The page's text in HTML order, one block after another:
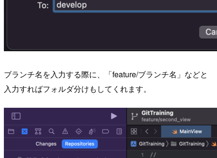
ブランチ名を入力する際に、「feature/ブランチ名」などと
入力すればフォルダ分けもしてくれます。